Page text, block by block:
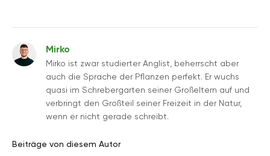
Mirko
Mirko ist zwar studierter Anglist, beherrscht aber
auch die Sprache der Pflanzen perfekt. Er wuchs
quasi im Schrebergarten seiner Großeltern auf und
verbringt den Großteil seiner Freizeit in der Natur,
wenn er nicht gerade schreibt.
Beiträge von diesem Autor